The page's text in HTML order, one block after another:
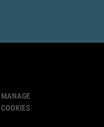
MANAGE
COOKIES